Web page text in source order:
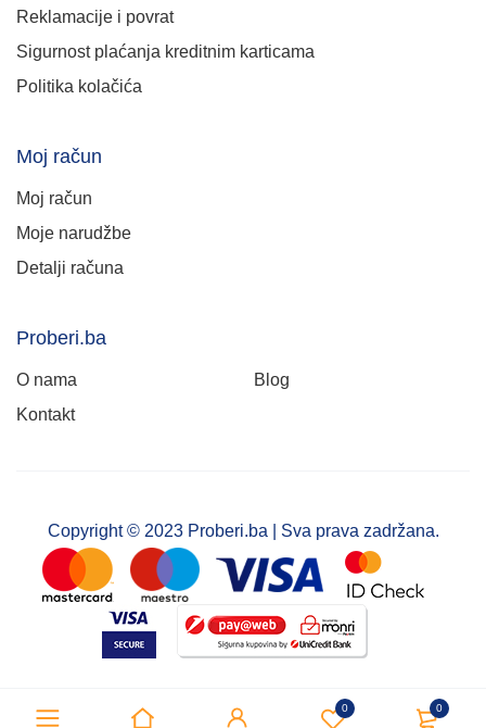
0 0
Reklamacije i povrat
Sigurnost plaćanja kreditnim karticama
Politika kolačića
Moj račun
Moj račun
Moje narudžbe
Detalji računa
Proberi.ba
O nama
Blog
Kontakt
Copyright © 2023 Proberi.ba | Sva prava zadržana.